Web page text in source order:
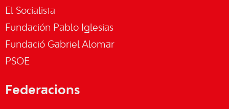
El Socialista
Fundación Pablo Iglesias
Fundació Gabriel Alomar
PSOE
Federacions